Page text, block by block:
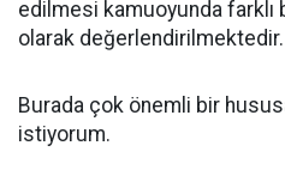
edilmesi kamuoyunda farklı
olarak değerlendirilmektedir.
Burada çok önemli bir
istiyorum.